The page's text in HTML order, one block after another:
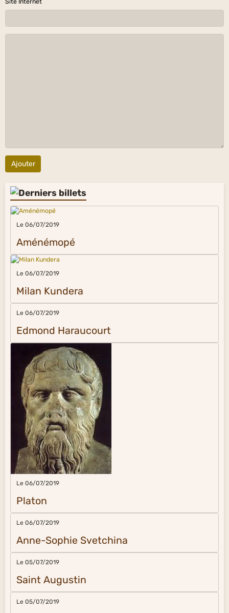
Site Internet
Ajouter
Le 06/07/2019
Aménémopé
Le 06/07/2019
Milan Kundera
Le 06/07/2019
Edmond Haraucourt
Le 06/07/2019
Platon
Le 06/07/2019
Anne-Sophie Svetchina
Le 05/07/2019
Saint Augustin
Le 05/07/2019